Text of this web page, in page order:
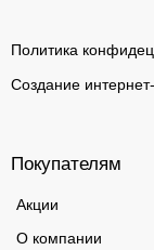
Политика
Создание
Покупателям
Акции
О компании